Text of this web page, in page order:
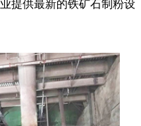
提供最新的铁矿石制粉设